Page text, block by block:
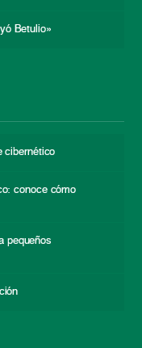
Betulio»
cibernético
conoce cómo
pequeños